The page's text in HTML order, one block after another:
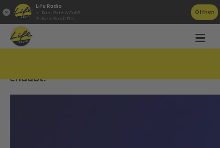
Life Radio
Life Radio GmbH & Co.KG
Gratis - in Google Play
Öffnen
erlaubt?